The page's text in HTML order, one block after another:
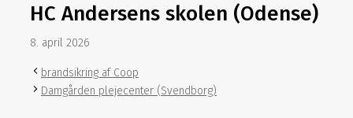
HC Andersens skolen (Odense)
8. april 2026
brandsikring af Coop
Damgården plejecenter (Svendborg)